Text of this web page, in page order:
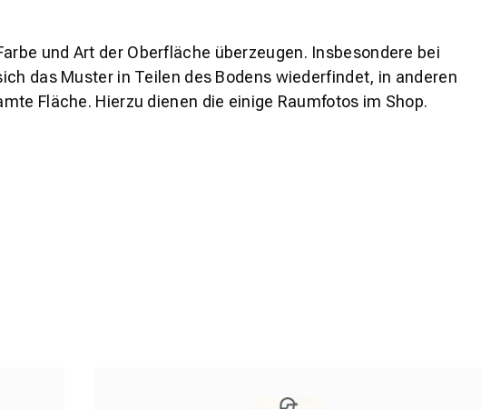
und Art der Oberfläche überzeugen. Insbesondere bei
das Muster in Teilen des Bodens wiederfindet, in anderen
Fläche. Hierzu dienen die einige Raumfotos im Shop.